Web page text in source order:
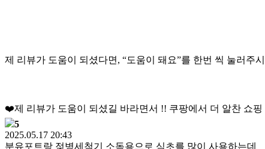
제 리뷰가 도움이 되셨다면, “도움이 돼요”를 한번 씩 눌러주
❤️제 리뷰가 도움이 되셨길 바라면서 !! 쿠팡에서 더 알찬 쇼
5
2025.05.17 20:43
분유포트랑 젖병세척기 소독용으로 식초를 많이 사용하는데